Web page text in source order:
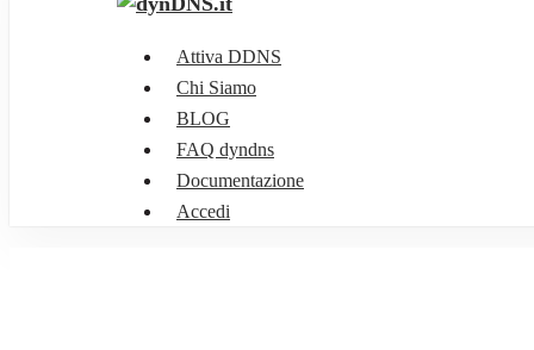
Menu
Attiva DDNS
Chi Siamo
BLOG
FAQ dyndns
Documentazione
Accedi